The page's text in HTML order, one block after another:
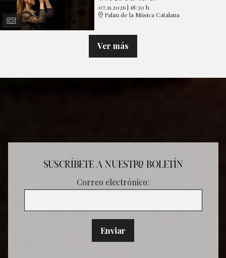
07.11.2026| 18:30 h
Palau de la Música Catalana
Ver más
SUSCRÍBETE A NUESTRO BOLETÍN
Correo electrónico: